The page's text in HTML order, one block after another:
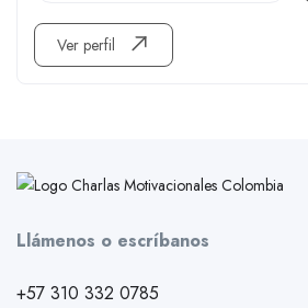
Ver perfil
Llámenos o escríbanos
+57 310 332 0785